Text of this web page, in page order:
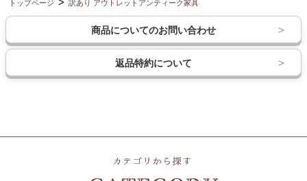
トップページ 訳あり アウトレットアンティーク家具
商品についてのお問い合わせ
返品特約について